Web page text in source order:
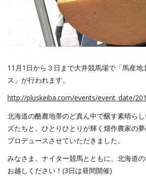
11月1日から３日まで大井競馬場で「馬産地
ス」が行われます。
http://pluskeiba.com/events/event_date/
北海道の酪農地帯のど真ん中で醸す素晴ら
ズたちと、ひとりひとりが輝く畑作農家の
プロデュースさせていただきました。
みなさま、ナイター競馬とともに、北海道
お越しください！(3日は昼間開催)